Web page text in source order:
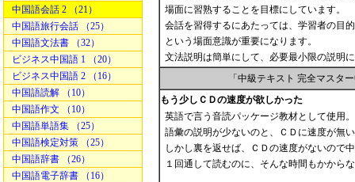
中国語会話 2 （21）
中国語旅行会話 （25）
中国語文法書 （32）
ビジネス中国語 1 （20）
ビジネス中国語 2 （16）
中国語読解 （10）
中国語作文 （10）
中国語単語集 （25）
中国語検定対策 （25）
中国語辞書 （26）
中国語電子辞書 （16）
場面に習熟することを目標にしています。
会話を習得するにあたっては、学習者の目
という場面意識が重要になります。
文法説明は簡単にして、必要最小限の説明
「中級テキスト 完全マス
もう少しＣＤの速度が欲しかった
英語で言う音読パッケージ教材として使用。
語彙の説明が少ないのと、ＣＤに速度が無
しかし裏を返せば、ＣＤの速度がないので
１回通して読むのに、そんな時間もかから